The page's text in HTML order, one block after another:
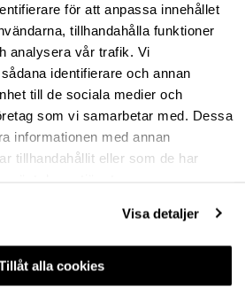
för att anpassa innehållet
tillhandahålla funktioner
analysera vår trafik. Vi
identifierare och annan
till de sociala medier och
som vi samarbetar med. Dessa
informationen med annan
tillhandahållit eller som de har
Visa detaljer
alla cookies
Finns i lager
Finns i lager
Finns i lager
i Sverige